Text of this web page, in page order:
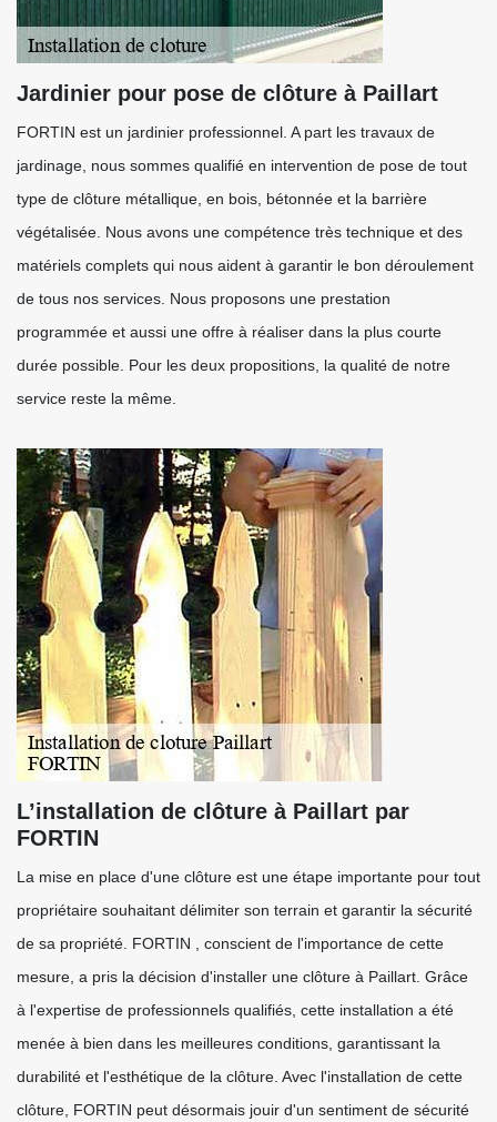
Jardinier pour pose de clôture à Paillart
FORTIN est un jardinier professionnel. A part les travaux de
jardinage, nous sommes qualifié en intervention de pose de tout
type de clôture métallique, en bois, bétonnée et la barrière
végétalisée. Nous avons une compétence très technique et des
matériels complets qui nous aident à garantir le bon déroulement
de tous nos services. Nous proposons une prestation
programmée et aussi une offre à réaliser dans la plus courte
durée possible. Pour les deux propositions, la qualité de notre
service reste la même.
L’installation de clôture à Paillart par
FORTIN
La mise en place d'une clôture est une étape importante pour tout
propriétaire souhaitant délimiter son terrain et garantir la sécurité
de sa propriété. FORTIN , conscient de l'importance de cette
mesure, a pris la décision d'installer une clôture à Paillart. Grâce
à l'expertise de professionnels qualifiés, cette installation a été
menée à bien dans les meilleures conditions, garantissant la
durabilité et l'esthétique de la clôture. Avec l'installation de cette
clôture, FORTIN peut désormais jouir d'un sentiment de sécurité